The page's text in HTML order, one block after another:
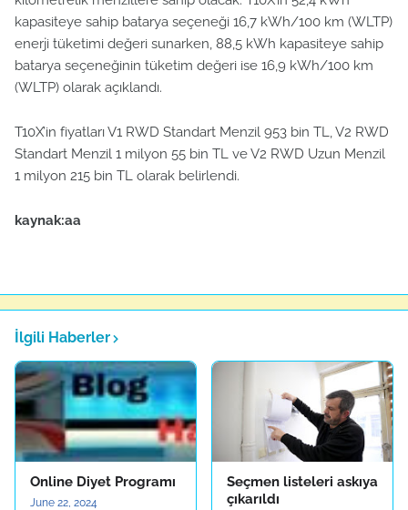
kapasiteye sahip batarya seçeneği 16,7 kWh/100 km (WLTP)
enerji tüketimi değeri sunarken, 88,5 kWh kapasiteye sahip
batarya seçeneğinin tüketim değeri ise 16,9 kWh/100 km
(WLTP) olarak açıklandı.
T10X’in fiyatları V1 RWD Standart Menzil 953 bin TL, V2 RWD
Standart Menzil 1 milyon 55 bin TL ve V2 RWD Uzun Menzil
1 milyon 215 bin TL olarak belirlendi.
kaynak:aa
İlgili Haberler
Online Diyet Programı
June 22, 2024
Seçmen listeleri askıya
çıkarıldı